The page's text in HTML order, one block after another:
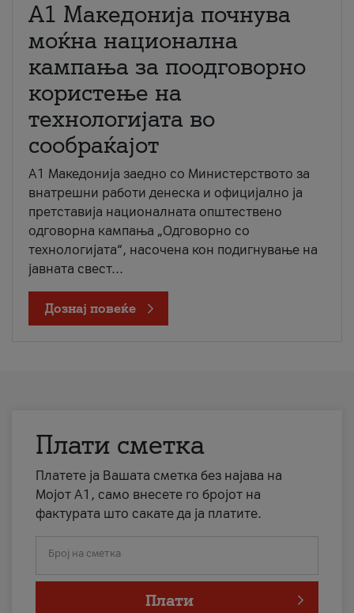
A1 Македонија почнува
моќна национална
кампања за поодговорно
користење на
технологијата во
сообраќајот
A1 Македонија заедно со Министерството за
внатрешни работи денеска и официјално ја
претставија националната општествено
одговорна кампања „Одговорно со
технологијата“, насочена кон подигнување на
јавната свест...
Дознај повеќе
Плати сметка
Платете ја Вашата сметка без најава на
Мојот А1, само внесете го бројот на
фактурата што сакате да ја платите.
Број на сметка
Плати